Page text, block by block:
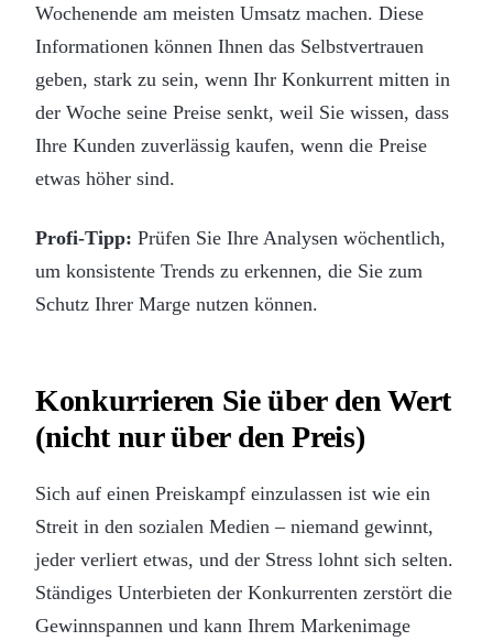
Wochenende am meisten Umsatz machen. Diese
Informationen können Ihnen das Selbstvertrauen
geben, stark zu sein, wenn Ihr Konkurrent mitten in
der Woche seine Preise senkt, weil Sie wissen, dass
Ihre Kunden zuverlässig kaufen, wenn die Preise
etwas höher sind.
Profi-Tipp: Prüfen Sie Ihre Analysen wöchentlich,
um konsistente Trends zu erkennen, die Sie zum
Schutz Ihrer Marge nutzen können.
Konkurrieren Sie über den Wert
(nicht nur über den Preis)
Sich auf einen Preiskampf einzulassen ist wie ein
Streit in den sozialen Medien – niemand gewinnt,
jeder verliert etwas, und der Stress lohnt sich selten.
Ständiges Unterbieten der Konkurrenten zerstört die
Gewinnspannen und kann Ihrem Markenimage